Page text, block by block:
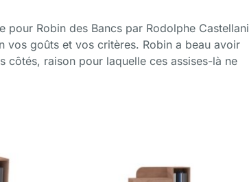
Robin des Bancs par Rodolphe Castellani
vos goûts et vos critères. Robin a beau avoir
côtés, raison pour laquelle ces assises-là ne